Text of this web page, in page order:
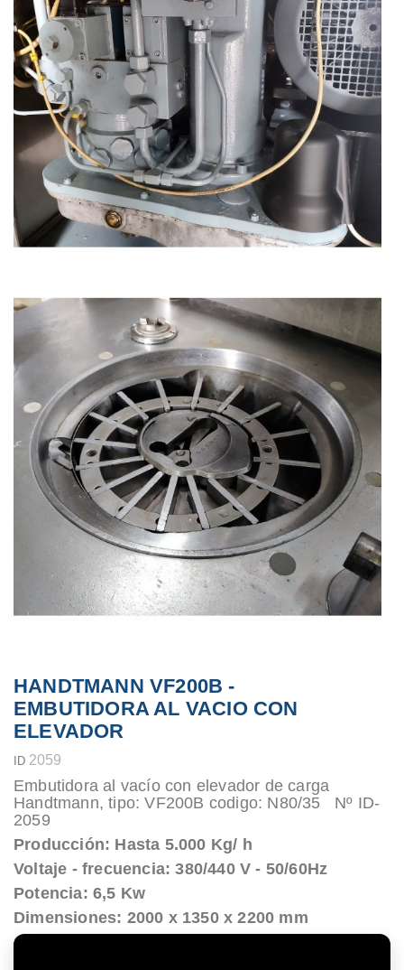
HANDTMANN VF200B -
EMBUTIDORA AL VACIO CON
ELEVADOR
ID 2059
Embutidora al vacío con elevador de carga
Handtmann, tipo: VF200B codigo: N80/35 Nº ID-
2059
Producción: Hasta 5.000 Kg/ h
Voltaje - frecuencia: 380/440 V - 50/60Hz
Potencia: 6,5 Kw
Dimensiones: 2000 x 1350 x 2200 mm